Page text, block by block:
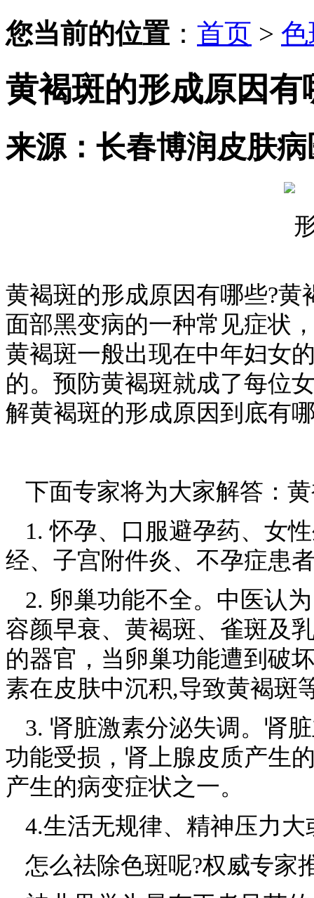
您当前的位置 ： 首页 >
黄褐斑的形成原因有
来源：长春博润皮肤
黄褐斑的形成原因有哪些?
面部黑变病的一种常见症状
黄褐斑一般出现在中年妇女
的。预防黄褐斑就成了每位
解黄褐斑的形成原因到底有
下面专家将为大家解答：
1. 怀孕、口服避孕药、女
经、子宫附件炎、不孕症患
2. 卵巢功能不全。中医认
容颜早衰、黄褐斑、雀斑及
的器官，当卵巢功能遭到破
素在皮肤中沉积,导致黄褐斑
3. 肾脏激素分泌失调。肾
功能受损，肾上腺皮质产生
产生的病变症状之一。
4.生活无规律、精神压力
怎么祛除色斑呢?权威专家